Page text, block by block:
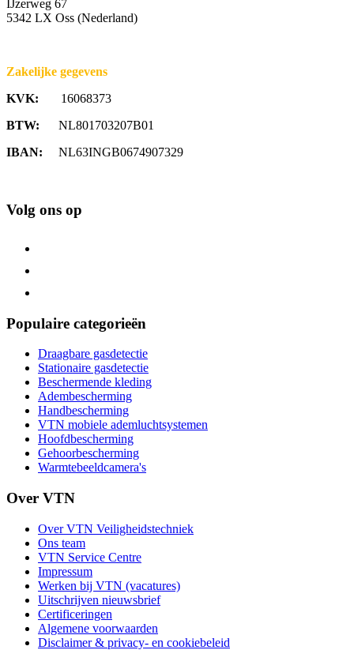
IJzerweg 67
5342 LX Oss (Nederland)
Zakelijke gegevens
KVK: 16068373
BTW: NL801703207B01
IBAN: NL63INGB0674907329
Volg ons op
Populaire categorieën
Draagbare gasdetectie
Stationaire gasdetectie
Beschermende kleding
Adembescherming
Handbescherming
VTN mobiele ademluchtsystemen
Hoofdbescherming
Gehoorbescherming
Warmtebeeldcamera's
Over VTN
Over VTN Veiligheidstechniek
Ons team
VTN Service Centre
Impressum
Werken bij VTN (vacatures)
Uitschrijven nieuwsbrief
Certificeringen
Algemene voorwaarden
Disclaimer & privacy- en cookiebeleid